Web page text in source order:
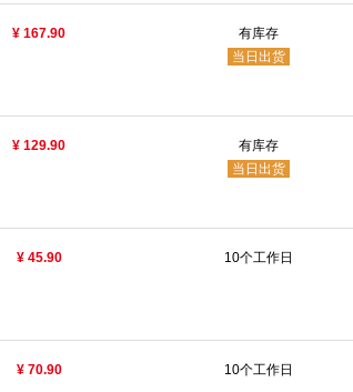
¥ 167.90
有库存
当日出货
¥ 129.90
有库存
当日出货
¥ 45.90 10个工作日
¥ 70.90 10个工作日